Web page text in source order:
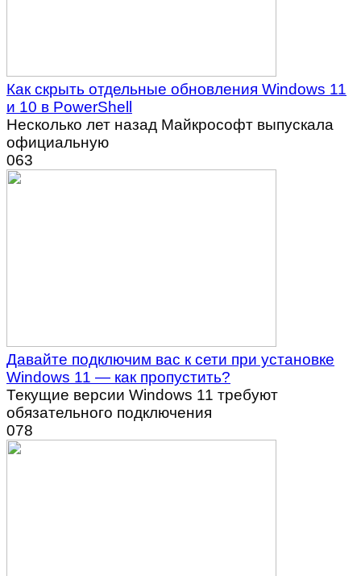
Как скрыть отдельные обновления Windows 11
и 10 в PowerShell
Несколько лет назад Майкрософт выпускала
официальную
063
Давайте подключим вас к сети при установке
Windows 11 — как пропустить?
Текущие версии Windows 11 требуют
обязательного подключения
078